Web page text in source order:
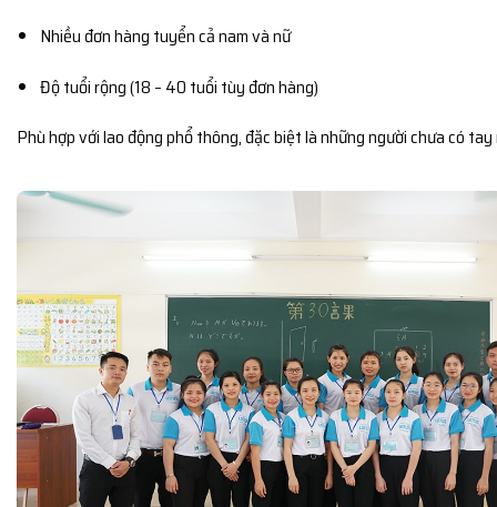
Nhiều đơn hàng tuyển cả nam và nữ
Độ tuổi rộng (18 – 40 tuổi tùy đơn hàng)
Phù hợp với lao động phổ thông, đặc biệt là những người chưa có